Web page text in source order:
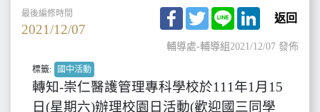
最後編修時間
2021/12/07
Facebook
TwitterLine LinkedIn
返回
輔導處-輔導組2021/12/07 發佈
標籤: 國中活動
轉知-崇仁醫護管理專科學校於111年1月15
日(星期六)辦理校園日活動(歡迎國三同學